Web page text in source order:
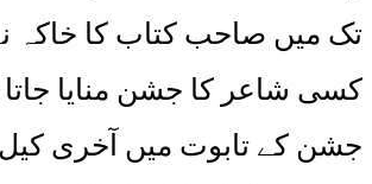
تک میں صاحب کتاب کا خاکہ
کسی شاعر کا جشن منایا جاتا
جشن کے تابوت میں آخری